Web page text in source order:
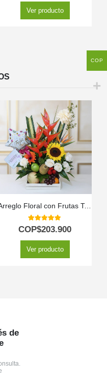
Ver producto
Arreglo Floral con Frutas Tamarillo
5.00out of 5
COP$203.900
Ver producto
de
COP